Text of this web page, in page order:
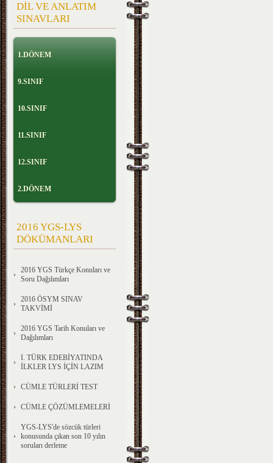
DİL VE ANLATIM
SINAVLARI
1.DÖNEM
9.SINIF
10.SINIF
11.SINIF
12.SINIF
2.DÖNEM
2016 YGS-LYS
DÖKÜMANLARI
2016 YGS Türkçe Konuları ve
Soru Dağılımları
2016 ÖSYM SINAV
TAKVİMİ
2016 YGS Tarih Konuları ve
Dağılımları
I. TÜRK EDEBİYATINDA
İLKLER LYS İÇİN LAZIM
CÜMLE TÜRLERİ TEST
CÜMLE ÇÖZÜMLEMELERİ
YGS-LYS'de sözcük türleri
konusunda çıkan son 10 yılın
soruları derleme